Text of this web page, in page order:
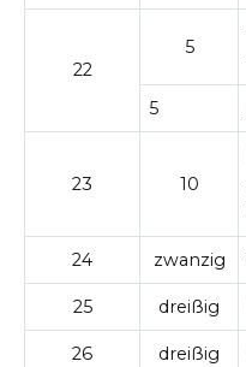
22
5
5
23 10
24 zwanzig
25 dreißig
26 dreißig